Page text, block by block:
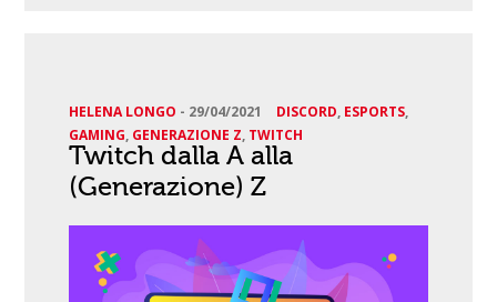
HELENA LONGO - 29/04/2021 DISCORD, ESPORTS,
GAMING, GENERAZIONE Z, TWITCH
Twitch dalla A alla
(Generazione) Z